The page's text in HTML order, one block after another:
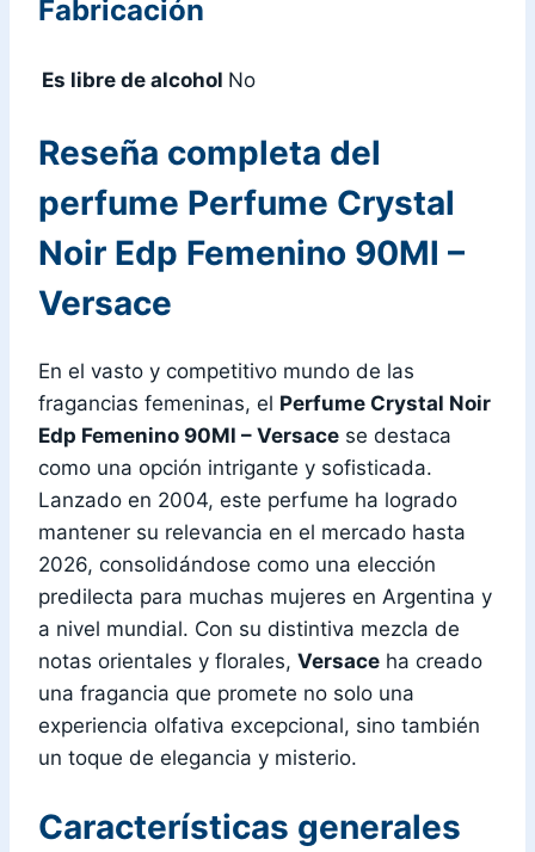
Fabricación
Es libre de alcohol No
Reseña completa del
perfume Perfume Crystal
Noir Edp Femenino 90Ml –
Versace
En el vasto y competitivo mundo de las
fragancias femeninas, el Perfume Crystal Noir
Edp Femenino 90Ml – Versace se destaca
como una opción intrigante y sofisticada.
Lanzado en 2004, este perfume ha logrado
mantener su relevancia en el mercado hasta
2026, consolidándose como una elección
predilecta para muchas mujeres en Argentina y
a nivel mundial. Con su distintiva mezcla de
notas orientales y florales, Versace ha creado
una fragancia que promete no solo una
experiencia olfativa excepcional, sino también
un toque de elegancia y misterio.
Características generales